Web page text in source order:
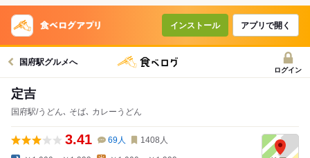
インストール アプリで開く
国府駅グルメへ
ログイン
定吉
国府駅/うどん､ そば､ カレーうどん
3.41 69人 1408 人